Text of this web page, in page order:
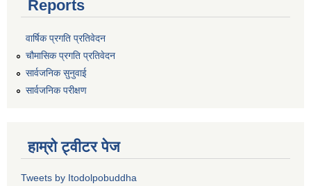
Reports
वार्षिक प्रगति प्रतिवेदन
चौमासिक प्रगति प्रतिवेदन
सार्वजनिक सुनुवाई
सार्वजनिक परीक्षण
हाम्रो ट्वीटर पेज
Tweets by Itodolpobuddha